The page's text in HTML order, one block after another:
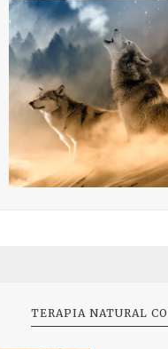
TERAPIA NATURAL